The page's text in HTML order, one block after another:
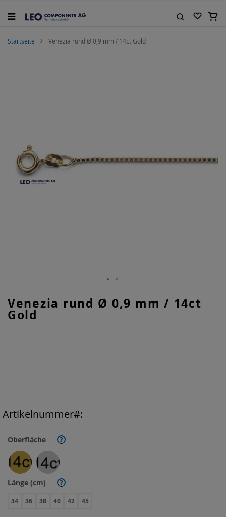
Inhalt
Startseite Venezia rund Ø 0,9 mm / 14ct Gold
Venezia rund Ø 0,9 mm / 14ct
Gold
Oberfläche ?
Länge (cm) ?
34 36 38 40 42 45
Artikelnummer
Anfang
der
Bildgalerie